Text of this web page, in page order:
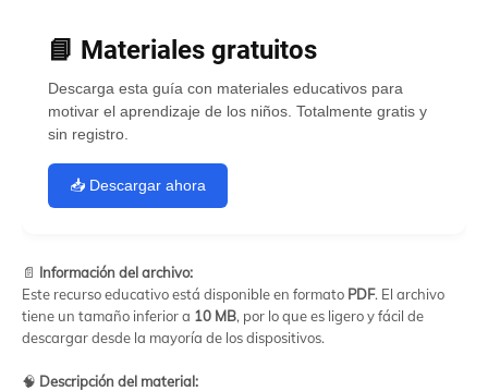
📘 Materiales gratuitos
Descarga esta guía con materiales educativos para
motivar el aprendizaje de los niños. Totalmente gratis y
sin registro.
📥 Descargar ahora
📄 Información del archivo:
Este recurso educativo está disponible en formato PDF. El archivo
tiene un tamaño inferior a 10 MB, por lo que es ligero y fácil de
descargar desde la mayoría de los dispositivos.
🧠 Descripción del material: